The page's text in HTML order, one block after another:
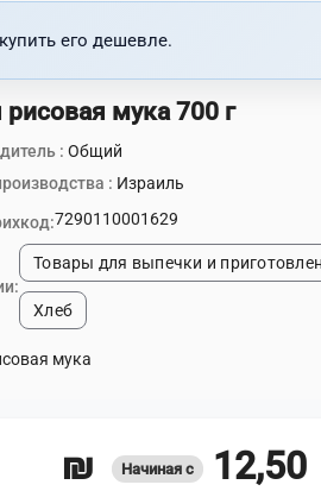
его дешевле.
рисовая мука 700 г
:Общий
: Израиль
7290110001629
Товары для выпечки и
Хлеб
мука
Начиная с 12,50 ₪